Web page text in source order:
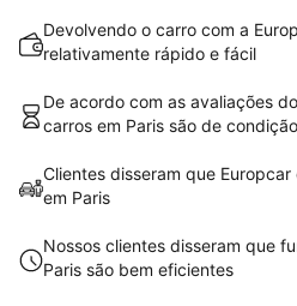
Devolvendo o carro com a
relativamente rápido e fácil
De acordo com as avaliações
carros em Paris são de
Clientes disseram que
em Paris
Nossos clientes disseram que
Paris são bem eficientes